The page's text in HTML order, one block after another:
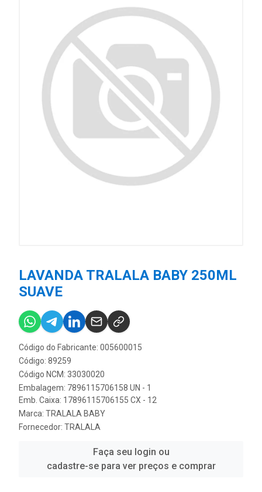
LAVANDA TRALALA BABY 250ML
SUAVE
Código do Fabricante: 005600015
Código: 89259
Código NCM: 33030020
Embalagem: 7896115706158 UN - 1
Emb. Caixa: 17896115706155 CX - 12
Marca: TRALALA BABY
Fornecedor: TRALALA
Faça seu login ou
cadastre-se para ver preços e comprar